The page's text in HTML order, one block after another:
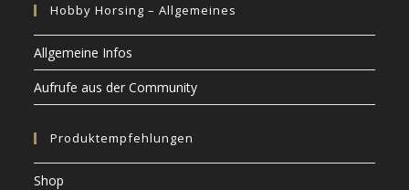
Hobby Horsing – Allgemeines
Allgemeine Infos
Aufrufe aus der Community
Produktempfehlungen
Shop